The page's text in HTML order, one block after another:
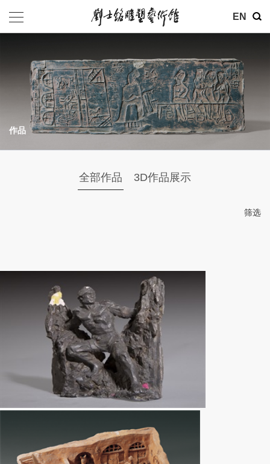
EN
作品
全部作品 3D作品展示
筛选